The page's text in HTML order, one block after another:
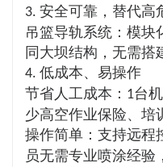
3. 安全可靠，替代高
吊篮导轨系统：模块
同大坝结构，无需搭
4. 低成本、易操作
节省人工成本： 1台
少高空作业保险、培
操作简单：支持远程
员无需专业喷涂经验